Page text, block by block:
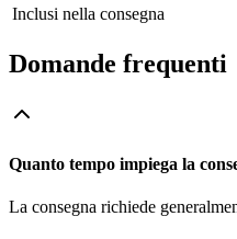
Inclusi nella consegna
Domande frequenti
Quanto tempo impiega la
La consegna richiede